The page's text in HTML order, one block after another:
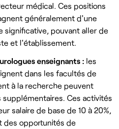
médical. Ces positions
généralement d'une
significative, pouvant aller de
et l'établissement.
enseignants : les
dans les facultés de
à la recherche peuvent
Ces activités
salaire de base de 10 à 20%,
des opportunités de